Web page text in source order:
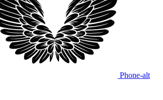
Phone-alt